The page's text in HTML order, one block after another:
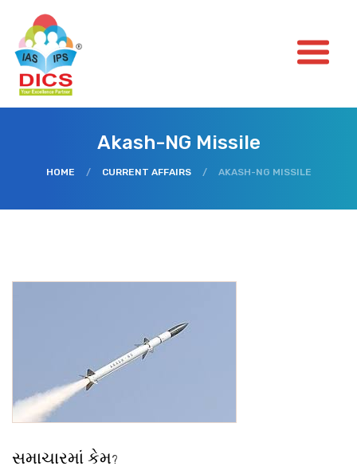
Akash-NG Missile
HOME / CURRENT AFFAIRS / AKASH-NG MISSILE
સમાચારમાં કેમ?